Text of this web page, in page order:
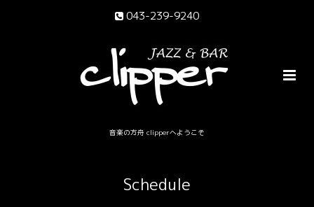
043-239-9240
音楽の方舟 clipperへようこそ
Schedule